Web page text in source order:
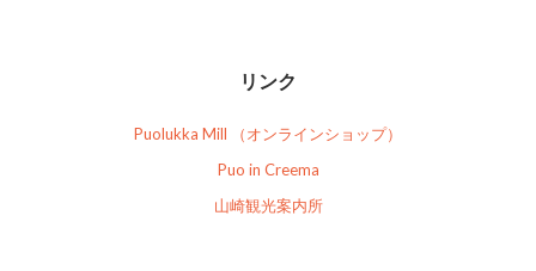
リンク
Puolukka Mill （オンラインショップ）
Puo in Creema
山崎観光案内所